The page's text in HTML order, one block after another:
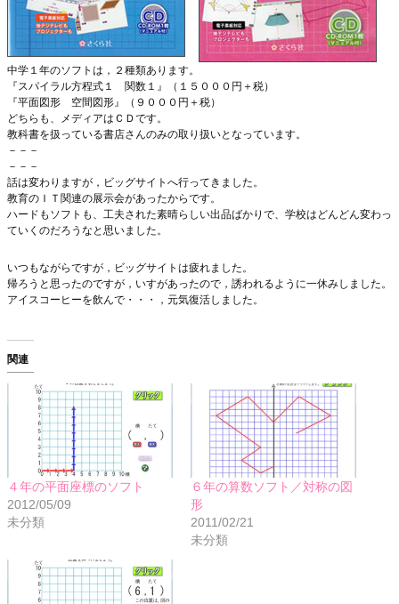
中学１年のソフトは，２種類あります。
『スパイラル方程式１ 関数１』（１５０００円＋税）
『平面図形 空間図形』（９０００円＋税）
どちらも、メディアはＣＤです。
教科書を扱っている書店さんのみの取り扱いとなっています。
－－－
－－－
話は変わりますが，ビッグサイトへ行ってきました。
教育のＩＴ関連の展示会があったからです。
ハードもソフトも、工夫された素晴らしい出品ばかりで、学校はどんどん変わっ
ていくのだろうなと思いました。
いつもながらですが，ビッグサイトは疲れました。
帰ろうと思ったのですが，いすがあったので，誘われるように一休みしました。
アイスコーヒーを飲んで・・・，元気復活しました。
関連
４年の平面座標のソフト
2012/05/09
未分類
６年の算数ソフト／対称の図
形
2011/02/21
未分類